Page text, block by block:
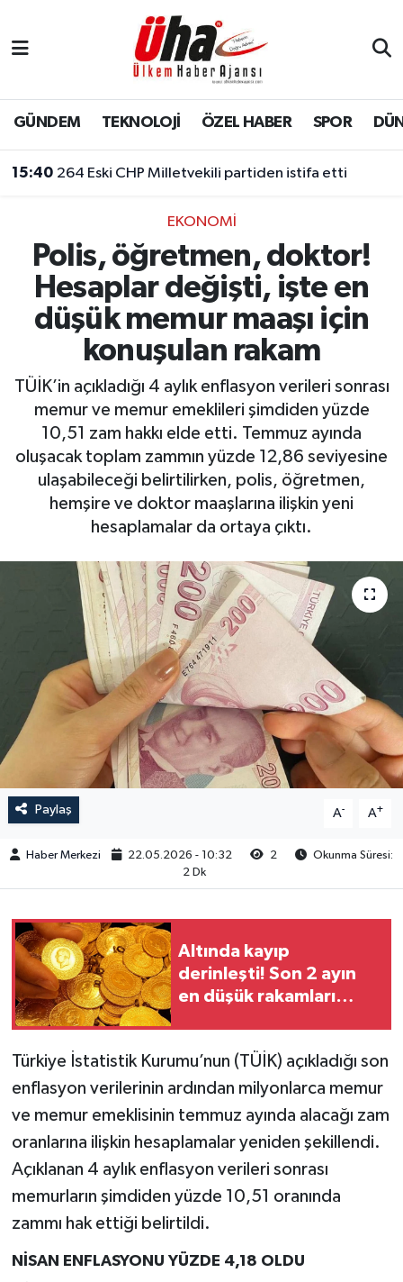
GÜNDEM TEKNOLOJİ ÖZEL HABER SPOR
15:40 264 Eski CHP Milletvekili partiden istifa etti
EKONOMİ
Polis, öğretmen, doktor!
Hesaplar değişti, işte en
düşük memur maaşı için
konuşulan rakam
TÜİK’in açıkladığı 4 aylık enflasyon verileri sonrası
memur ve memur emeklileri şimdiden yüzde
10,51 zam hakkı elde etti. Temmuz ayında
oluşacak toplam zammın yüzde 12,86 seviyesine
ulaşabileceği belirtilirken, polis, öğretmen,
hemşire ve doktor maaşlarına ilişkin yeni
hesaplamalar da ortaya çıktı.
Paylaş A- A+
Haber Merkezi 22.05.2026 - 10:32 2
Okunma Süresi:
2 Dk
Altında kayıp
derinleşti! Son 2 ayın
en düşük rakamları
Türkiye İstatistik Kurumu’nun (TÜİK) açıkladığı son
enflasyon verilerinin ardından milyonlarca memur
ve memur emeklisinin temmuz ayında alacağı zam
oranlarına ilişkin hesaplamalar yeniden şekillendi.
Açıklanan 4 aylık enflasyon verileri sonrası
memurların şimdiden yüzde 10,51 oranında
zammı hak ettiği belirtildi.
NİSAN ENFLASYONU YÜZDE 4,18 OLDU
İstanbul Nöbetçi Eczaneler
İstanbul Hava Durumu
Süper Lig Puan Durumu ve Fikstür
Tüm Manşetler
Son Dakika Haberleri
Haber Arşivi